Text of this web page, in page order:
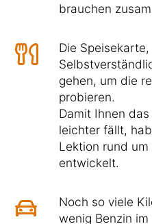
brauchen
Die
gehen, um die
probieren.
Damit Ihnen das
leichter fällt,
Lektion rund
entwickelt.
Noch so viele
wenig Benzin im